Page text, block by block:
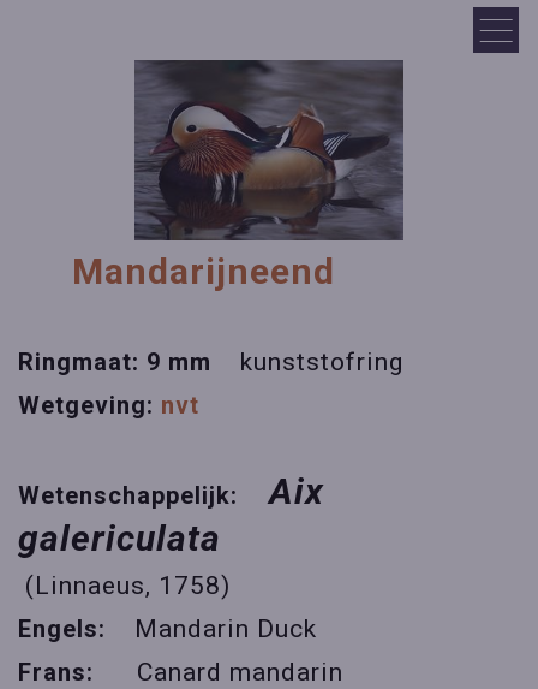
Mandarijneend
Ringmaat: 9 mm
kunststofring
Wetgeving: nvt
Wetenschappelijk:
Aix
galericulata
(Linnaeus, 1758)
Engels: Mandarin Duck
Frans: Canard mandarin